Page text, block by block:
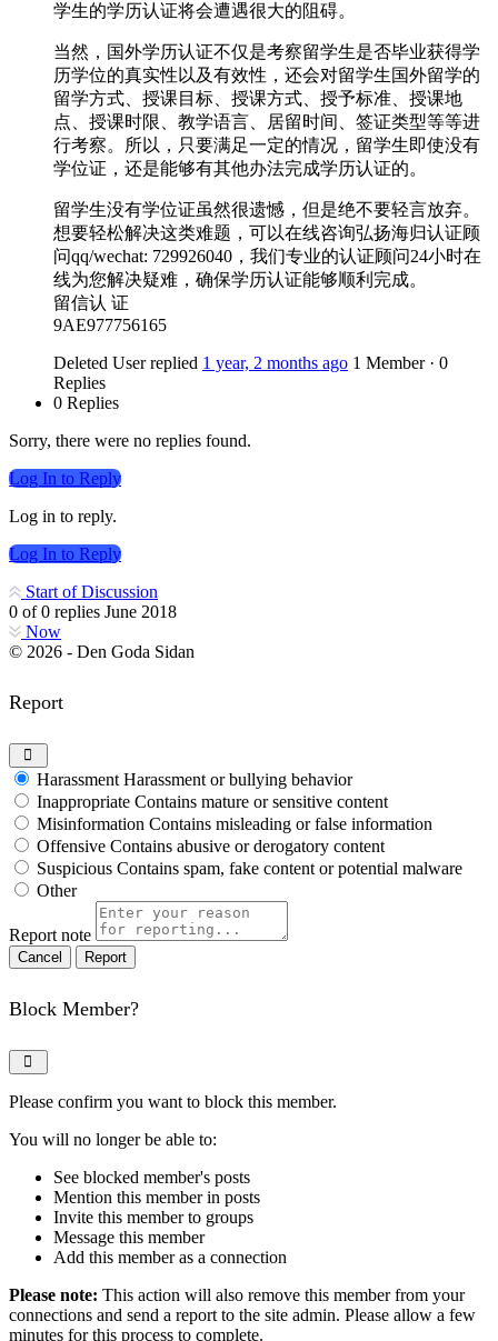
学生的学历认证将会遭遇很大的阻碍。
当然，国外学历认证不仅是考察留学生是否毕业获得学
历学位的真实性以及有效性，还会对留学生国外留学的
留学方式、授课目标、授课方式、授予标准、授课地
点、授课时限、教学语言、居留时间、签证类型等等进
行考察。所以，只要满足一定的情况，留学生即使没有
学位证，还是能够有其他办法完成学历认证的。
留学生没有学位证虽然很遗憾，但是绝不要轻言放弃。
想要轻松解决这类难题，可以在线咨询弘扬海归认证顾
问qq/wechat: 729926040，我们专业的认证顾问24小时在
线为您解决疑难，确保学历认证能够顺利完成。
留信认 证
9AE977756165
Deleted User replied 1 year, 2 months ago 1 Member · 0
Replies
0 Replies
Sorry, there were no replies found.
Log In to Reply
Log in to reply.
Log In to Reply
Start of Discussion
0 of0 replies June 2018
Now
© 2026 - Den Goda Sidan
Report
Harassment Harassment or bullying behavior
Inappropriate Contains mature or sensitive content
Misinformation Contains misleading or false information
Offensive Contains abusive or derogatory content
Suspicious Contains spam, fake content or potential malware
Other
Report note
Report
Block Member?
Please confirm you want to block this member.
You will no longer be able to:
See blocked member's posts
Mention this member in posts
Invite this member to groups
Message this member
Add this member as a connection
Please note: This action will also remove this member from your
connections and send a report to the site admin. Please allow a few
minutes for this process to complete.